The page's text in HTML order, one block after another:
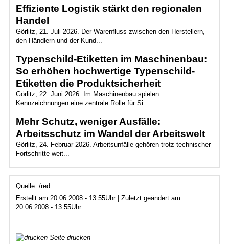
Effiziente Logistik stärkt den regionalen
Handel
Görlitz, 21. Juli 2026. Der Warenfluss zwischen den Herstellern,
den Händlern und der Kund...
Typenschild-Etiketten im Maschinenbau:
So erhöhen hochwertige Typenschild-
Etiketten die Produktsicherheit
Görlitz, 22. Juni 2026. Im Maschinenbau spielen
Kennzeichnungen eine zentrale Rolle für Si...
Mehr Schutz, weniger Ausfälle:
Arbeitsschutz im Wandel der Arbeitswelt
Görlitz, 24. Februar 2026. Arbeitsunfälle gehören trotz technischer
Fortschritte weit...
Quelle: /red
Erstellt am 20.06.2008 - 13:55Uhr | Zuletzt geändert am
20.06.2008 - 13:55Uhr
Seite drucken